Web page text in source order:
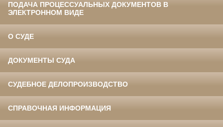
ПОДАЧА ПРОЦЕССУАЛЬНЫХ ДОКУМЕНТОВ В
ЭЛЕКТРОННОМ ВИДЕ
О СУДЕ
ДОКУМЕНТЫ СУДА
СУДЕБНОЕ ДЕЛОПРОИЗВОДСТВО
СПРАВОЧНАЯ ИНФОРМАЦИЯ